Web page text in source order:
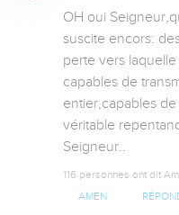
OH oui
suscite encors:
perte vers
capables de
entier,capables
véritable
Seigneur..
116 personnes ont dit
AMEN